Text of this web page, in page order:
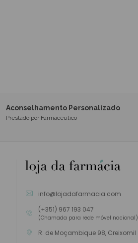
Aconselhamento Personalizado
Prestado por Farmacêutico
info@lojadafarmacia.com
(+351) 967 193 047
(Chamada para rede móvel nacional)
R. de Moçambique 98, Creixomil